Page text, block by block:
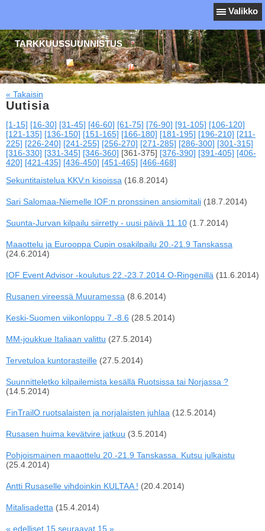
Valikko
TARKKUUSSUUNNISTUS
« Takaisin
Uutisia
[1-15] [16-30] [31-45] [46-60] [61-75] [76-90] [91-105] [106-120]
[121-135] [136-150] [151-165] [166-180] [181-195] [196-210] [211-
225] [226-240] [241-255] [256-270] [271-285] [286-300] [301-315]
[316-330] [331-345] [346-360] [361-375] [376-390] [391-405] [406-
420] [421-435] [436-450] [451-465] [466-468]
Sekuntitaistelua KKV:n kisoissa (16.8.2014)
Sari Salomaa-Niemelle IOF:n pronssinen ansiomitali (18.7.2014)
Suunta-Jurvan kilpailu siirretty - uusi päivä 11.10 (1.7.2014)
Maaottelu ja Eurooppa Cupin osakilpailu 20.-21.9 Tanskassa
(24.6.2014)
IOF Event Advisor -koulutus 22.-23.7.2014 O-Ringenillä (11.6.2014)
Rusanen vireessä Muuramessa (8.6.2014)
Keski-Suomen viikonloppu 7.-8.6 (28.5.2014)
MM-joukkue Italiaan valittu (27.5.2014)
Tervetuloa kuntorasteille (27.5.2014)
Suunnitteletko kilpailemista kesällä Ruotsissa tai Norjassa ?
(14.5.2014)
FinTrailO ruotsalaisten ja norjalaisten juhlaa (12.5.2014)
Rusasen huima kevätvire jatkuu (3.5.2014)
Pohjoismainen maaottelu 20.-21.9 Tanskassa. Kutsu julkaistu
(25.4.2014)
Antti Rusaselle vihdoinkin KULTAA ! (20.4.2014)
Mitalisadetta (15.4.2014)
« edelliset 15 seuraavat 15 »